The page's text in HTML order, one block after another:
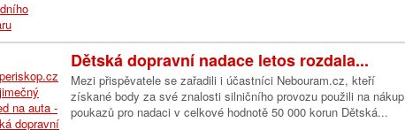
Dětská dopravní nadace letos rozdala...
Mezi přispěvatele se zařadili i účastníci Nebouram.cz, kteří
získané body za své znalosti silničního provozu použili na nákup
poukazů pro nadaci v celkové hodnotě 50 000 korun Dětská...